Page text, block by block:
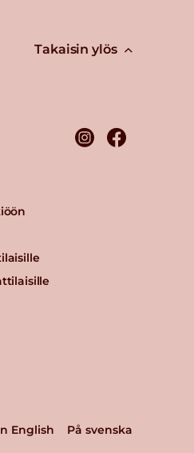
Takaisin ylös
English På svenska